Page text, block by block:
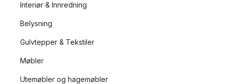
Interiør & Innredning
Belysning
Gulvtepper & Tekstiler
Møbler
Utemøbler og hagemøbler